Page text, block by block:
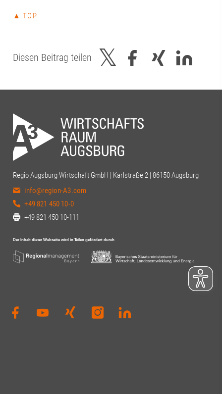
▲ TOP
Diesen Beitrag teilen
Regio Augsburg Wirtschaft GmbH | Karlstraße 2 | 86150 Augsburg
info@region-A3.com
+49 821 450 10-0
+49 821 450 10-111